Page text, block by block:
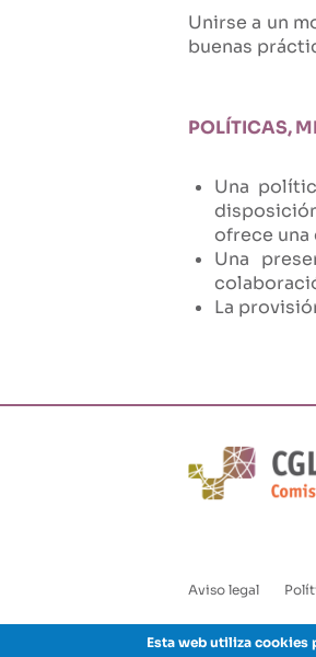
Unirse a un
buenas
POLÍTICAS,
Una
ofrece
Una
La
Enlaces
Aviso legal
Esta web utiliza cookies